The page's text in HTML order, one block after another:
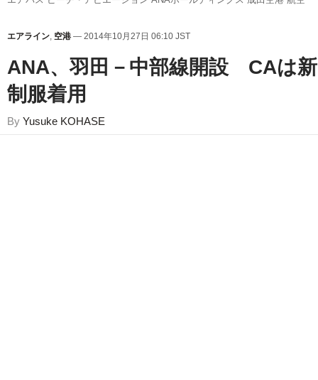
空 LCC 新千歳空港 A350 XWB 旅客数 ボーイング
スカイマーク
エアライン, 空港 — 2014年10月27日 06:10 JST
ANA、羽田－中部線開設 CAは新
制服着用
By Yusuke KOHASE